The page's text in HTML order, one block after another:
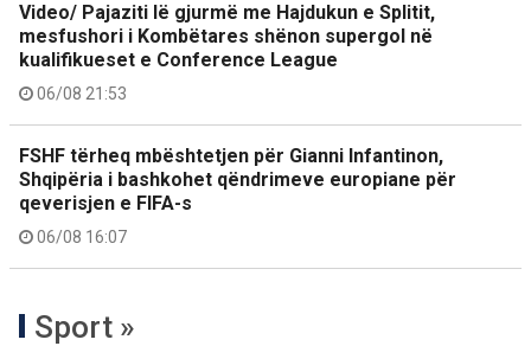
Video/ Pajaziti lë gjurmë me Hajdukun e Splitit,
mesfushori i Kombëtares shënon supergol në
kualifikueset e Conference League
06/08 21:53
FSHF tërheq mbështetjen për Gianni Infantinon,
Shqipëria i bashkohet qëndrimeve europiane për
qeverisjen e FIFA-s
06/08 16:07
Sport »